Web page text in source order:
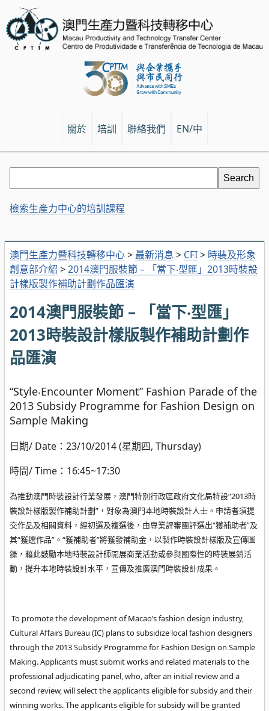
關於 培訓 聯絡我們 EN/中
澳門生產力暨科技轉移中心> 最新消息 > CFI> 時裝及形象
創意部介紹 >2014澳門服裝節 – 「當下‧型匯」2013時裝設
計樣版製作補助計劃作品匯演
2014澳門服裝節 – 「當下‧型匯」
2013時裝設計樣版製作補助計劃作
品匯演
“Style‧Encounter Moment” Fashion Parade of the
2013 Subsidy Programme for Fashion Design on
Sample Making
日期/ Date：23/10/2014 (星期四, Thursday)
時間/ Time：16:45~17:30
為推動澳門時裝設計行業發展，澳門特別行政區政府文化局特設“2013時
裝設計樣版製作補助計劃”，對象為澳門本地時裝設計人士。申請者須提
交作品及相關資料，經初選及複選後，由專業評審團評選出“獲補助者”及
其“獲選作品”。“獲補助者”將獲發補助金，以製作時裝設計樣版及宣傳圖
錄，藉此鼓勵本地時裝設計師開展商業活動或參與國際性的時裝展銷活
動，提升本地時裝設計水平，宣傳及推廣澳門時裝設計成果。
To promote the development of Macao’s fashion design industry,
Cultural Affairs Bureau (IC) plans to subsidize local fashion designers
through the 2013 Subsidy Programme for Fashion Design on Sample
Making. Applicants must submit works and related materials to the
professional adjudicating panel, who, after an initial review and a
second review, will select the applicants eligible for subsidy and their
winning works. The applicants eligible for subsidy will be granted
檢索生產力中心的培訓課程